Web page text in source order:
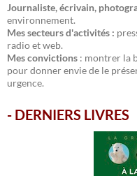
Journaliste, écrivain,
environnement.
Mes secteurs d'activités :
radio et web.
Mes convictions : montrer la
pour donner envie de le
urgence.
- DERNIERS LIVRES